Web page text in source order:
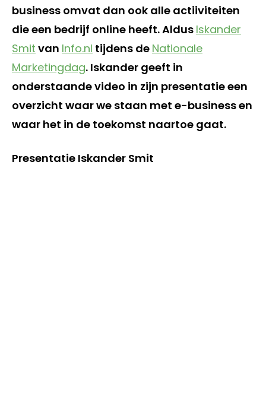
business omvat dan ook alle actiiviteiten
die een bedrijf online heeft. Aldus Iskander
Smit van Info.nl tijdens de Nationale
Marketingdag. Iskander geeft in
onderstaande video in zijn presentatie een
overzicht waar we staan met e-business en
waar het in de toekomst naartoe gaat.
Presentatie Iskander Smit